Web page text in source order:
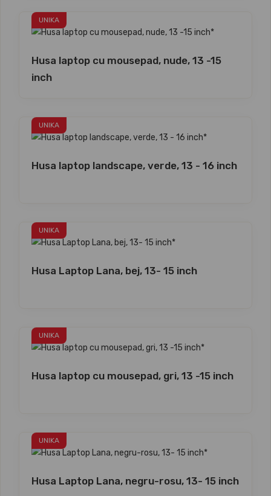
UNIKA
Husa laptop cu mousepad, nude, 13 -15
inch
UNIKA
Husa laptop landscape, verde, 13 - 16 inch
UNIKA
Husa Laptop Lana, bej, 13- 15 inch
UNIKA
Husa laptop cu mousepad, gri, 13 -15 inch
UNIKA
Husa Laptop Lana, negru-rosu, 13- 15 inch